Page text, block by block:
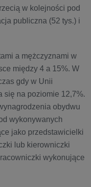
w kolejności pod
publiczna (52 tys.) i
a mężczyznami w
między 4 a 15%. W
gdy w Unii
się na poziomie 12,7%.
obydwu
wykonywanych
jako przedstawicielki
lub kierowniczki
wykonujące